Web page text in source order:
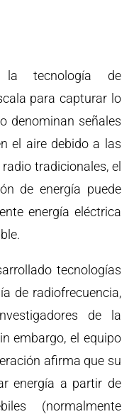
la tecnología de
para capturar lo
denominan señales
el aire debido a las
tradicionales, el
de energía puede
energía eléctrica
tecnologías
de radiofrecuencia,
de la
embargo, el equipo
afirma que su
energía a partir de
(normalmente